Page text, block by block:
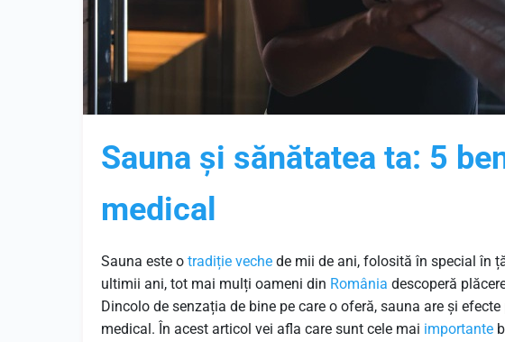
Sauna și sănătatea ta: 5
medical
Sauna este o tradiție veche de mii de ani, folosită în special în
ultimii ani, tot mai mulți oameni din România descoperă
Dincolo de senzația de bine pe care o oferă, sauna are și
medical. În acest articol vei afla care sunt cele mai importante